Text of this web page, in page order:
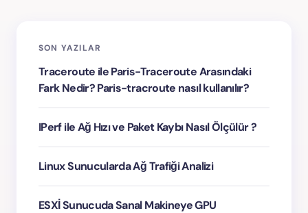
SON YAZILAR
Traceroute ile Paris-Traceroute Arasındaki
Fark Nedir? Paris-tracroute nasıl kullanılır?
IPerf ile Ağ Hızı ve Paket Kaybı Nasıl Ölçülür ?
Linux Sunucularda Ağ Trafiği Analizi
ESXİ Sunucuda Sanal Makineye GPU